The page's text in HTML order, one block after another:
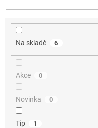
k
t
Na skladě 6
Akce 0
Novinka 0
Tip 1